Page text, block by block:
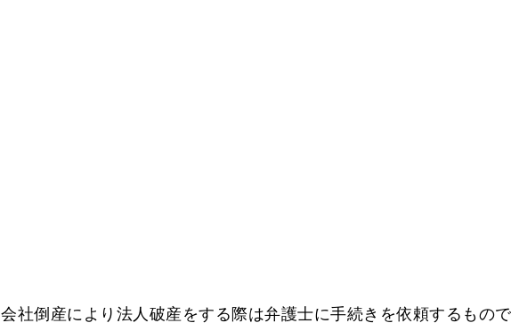
会社倒産により法人破産をする際は弁護士に手続きを依頼するもの